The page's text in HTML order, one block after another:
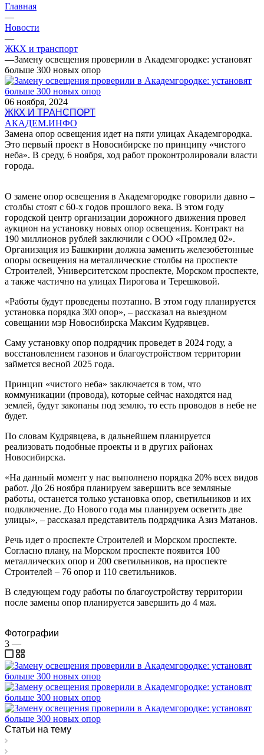
Главная
—
Новости
—
ЖКХ и транспорт
—Замену освещения проверили в Академгородке: установят
больше 300 новых опор
06 ноября, 2024
ЖКХ И ТРАНСПОРТ
АКАДЕМ.ИНФО
Замена опор освещения идет на пяти улицах Академгородка.
Это первый проект в Новосибирске по принципу «чистого
неба». В среду, 6 ноября, ход работ проконтролировали власти
города.
О замене опор освещения в Академгородке говорили давно –
столбы стоят с 60-х годов прошлого века. В этом году
городской центр организации дорожного движения провел
аукцион на установку новых опор освещения. Контракт на
190 миллионов рублей заключили с ООО «Промлед 02».
Организация из Башкирии должна заменить железобетонные
опоры освещения на металлические столбы на проспекте
Строителей, Университетском проспекте, Морском проспекте,
а также частично на улицах Пирогова и Терешковой.
«Работы будут проведены поэтапно. В этом году планируется
установка порядка 300 опор», – рассказал на выездном
совещании мэр Новосибирска Максим Кудрявцев.
Саму установку опор подрядчик проведет в 2024 году, а
восстановлением газонов и благоустройством территории
займется весной 2025 года.
Принцип «чистого неба» заключается в том, что
коммуникации (провода), которые сейчас находятся над
землей, будут закопаны под землю, то есть проводов в небе не
будет.
По словам Кудрявцева, в дальнейшем планируется
реализовать подобные проекты и в других районах
Новосибирска.
«На данный момент у нас выполнено порядка 20% всех видов
работ. До 26 ноября планируем завершить все земляные
работы, останется только установка опор, светильников и их
подключение. До Нового года мы планируем осветить две
улицы», – рассказал представитель подрядчика Азиз Матанов.
Речь идет о проспекте Строителей и Морском проспекте.
Согласно плану, на Морском проспекте появится 100
металлических опор и 200 светильников, на проспекте
Строителей – 76 опор и 110 светильников.
В следующем году работы по благоустройству территории
после замены опор планируется завершить до 4 мая.
Фотографии
3 —
Статьи на тему